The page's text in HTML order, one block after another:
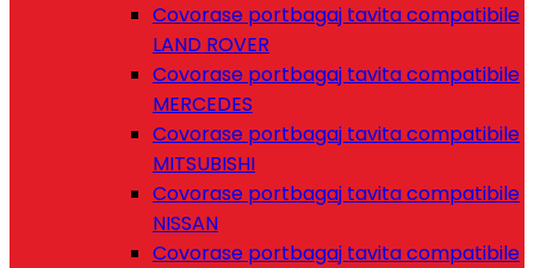
Covorase portbagaj tavita compatibile
LAND ROVER
Covorase portbagaj tavita compatibile
MERCEDES
Covorase portbagaj tavita compatibile
MITSUBISHI
Covorase portbagaj tavita compatibile
NISSAN
Covorase portbagaj tavita compatibile